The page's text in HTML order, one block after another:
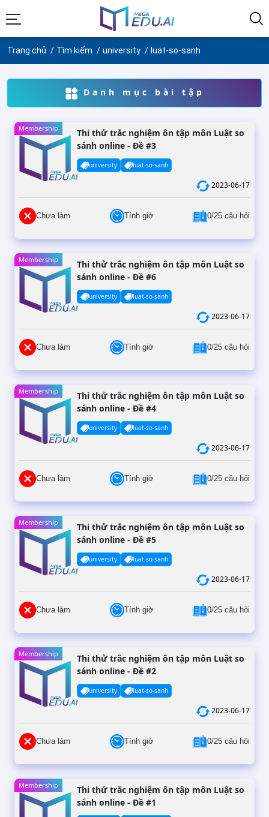
Trang chủ Tìm kiếm university luat-so-sanh
Danh mục bài tập
Membership
Thi thử trắc nghiệm ôn tập môn Luật so
sánh online - Đề #3
university luat-so-sanh
2023-06-17
Chưa làm Tính giờ 0/25 câu hỏi
Membership
Thi thử trắc nghiệm ôn tập môn Luật so
sánh online - Đề #6
university luat-so-sanh
2023-06-17
Chưa làm Tính giờ 0/25 câu hỏi
Membership
Thi thử trắc nghiệm ôn tập môn Luật so
sánh online - Đề #4
university luat-so-sanh
2023-06-17
Chưa làm Tính giờ 0/25 câu hỏi
Membership
Thi thử trắc nghiệm ôn tập môn Luật so
sánh online - Đề #5
university luat-so-sanh
2023-06-17
Chưa làm Tính giờ 0/25 câu hỏi
Membership
Thi thử trắc nghiệm ôn tập môn Luật so
sánh online - Đề #2
university luat-so-sanh
2023-06-17
Chưa làm Tính giờ 0/25 câu hỏi
Membership
Thi thử trắc nghiệm ôn tập môn Luật so
sánh online - Đề #1